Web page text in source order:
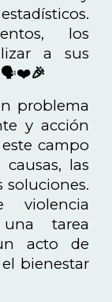
los
a sus
🗣️❤️🎉
problema
y acción
campo
las
soluciones.
violencia
tarea
acto de
bienestar